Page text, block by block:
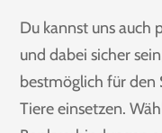
Du kannst uns auch
und dabei sicher
bestmöglich für den
Tiere einsetzen.